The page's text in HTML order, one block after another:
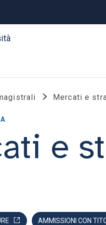
Mercati e
e
AMMISSIONI CON